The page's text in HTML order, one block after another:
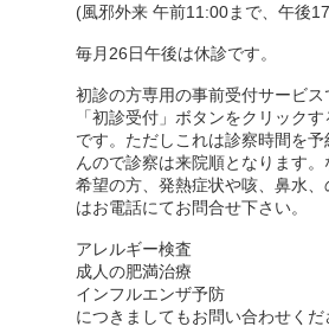
(風邪外来 午前11:00まで、午後
毎月26日午後は休診です。
初診の方専用の事前受付サービス
「初診受付」ボタンをクリック
です。ただしこれは診察時間を
んので診察は来院順となります
希望の方、発熱症状や咳、鼻水
はお電話にてお問合せ下さい。
アレルギー検査
成人の肥満治療
インフルエンザ予防
につきましてもお問い合わせくだ